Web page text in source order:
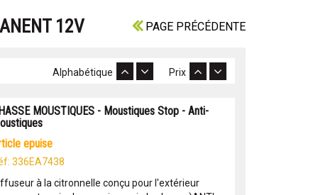
PAGE PRÉCÉDENTE
12V
Prix
Alphabétique
MOUSTIQUES - Moustiques Stop - Anti-
epuise
336EA7438
à la citronnelle conçu pour l'extérieur